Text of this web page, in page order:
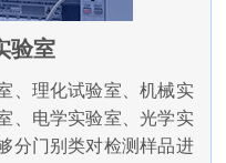
验室
、理化试验室、机械实
、电学实验室、光学实
分门别类对检测样品进